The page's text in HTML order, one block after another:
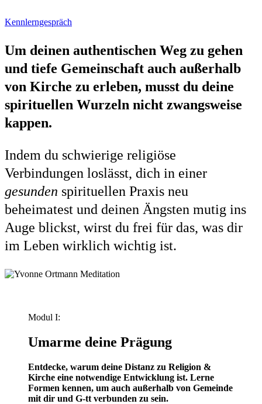
Kennlerngespräch
Um deinen authentischen Weg zu gehen
und tiefe Gemeinschaft auch außerhalb
von Kirche zu erleben, musst du deine
spirituellen Wurzeln nicht zwangsweise
kappen.
Indem du schwierige religiöse
Verbindungen loslässt, dich in einer
gesunden spirituellen Praxis neu
beheimatest und deinen Ängsten mutig ins
Auge blickst, wirst du frei für das, was dir
im Leben wirklich wichtig ist.
Modul I:
Umarme deine Prägung
Entdecke, warum deine Distanz zu Religion &
Kirche eine notwendige Entwicklung ist. Lerne
Formen kennen, um auch außerhalb von Gemeinde
mit dir und G-tt verbunden zu sein.